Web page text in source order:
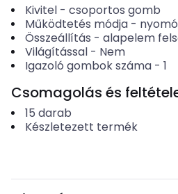
Kivitel- csoportos gomb
Működtetés módja-
Összeállítás - alapelem
Világítással- Nem
Igazoló gombok száma- 1
Csomagolás és
15 darab
Készletezett termék